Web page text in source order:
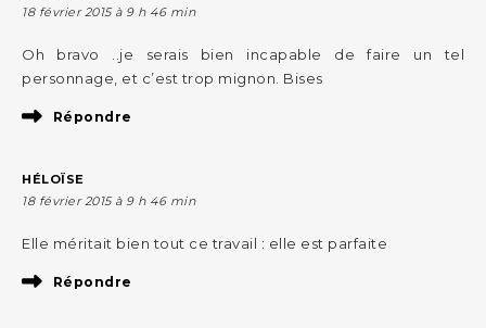
18 février 2015 à 9 h 46 min
Oh bravo ..je serais bien incapable de faire un tel
personnage, et c’est trop mignon. Bises
Répondre
HÉLOÏSE
18 février 2015 à 9 h 46 min
Elle méritait bien tout ce travail : elle est parfaite
Répondre